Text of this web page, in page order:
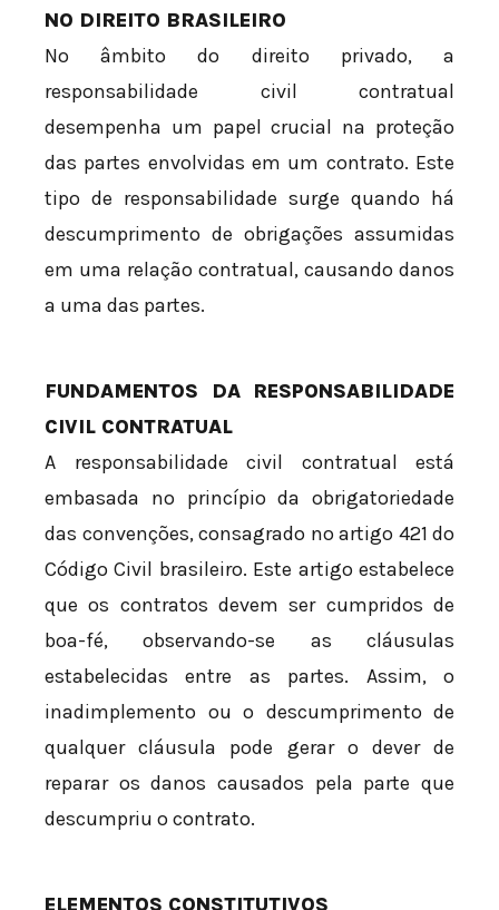
NO DIREITO BRASILEIRO
No âmbito do direito privado, a
responsabilidade civil contratual
desempenha um papel crucial na proteção
das partes envolvidas em um contrato. Este
tipo de responsabilidade surge quando há
descumprimento de obrigações assumidas
em uma relação contratual, causando danos
a uma das partes.
FUNDAMENTOS DA RESPONSABILIDADE
CIVIL CONTRATUAL
A responsabilidade civil contratual está
embasada no princípio da obrigatoriedade
das convenções, consagrado no artigo 421 do
Código Civil brasileiro. Este artigo estabelece
que os contratos devem ser cumpridos de
boa-fé, observando-se as cláusulas
estabelecidas entre as partes. Assim, o
inadimplemento ou o descumprimento de
qualquer cláusula pode gerar o dever de
reparar os danos causados pela parte que
descumpriu o contrato.
ELEMENTOS CONSTITUTIVOS